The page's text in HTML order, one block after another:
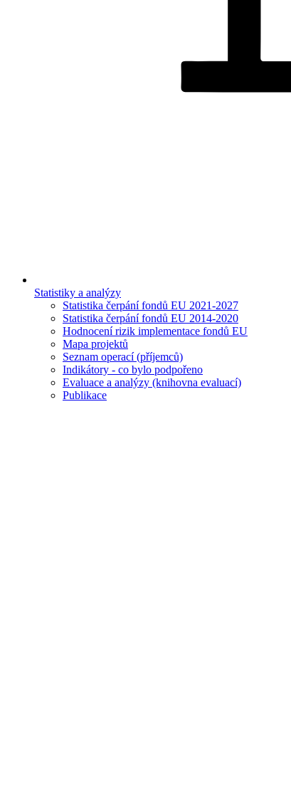
Statistiky a analýzy
Statistika čerpání fondů EU 2021-2027
Statistika čerpání fondů EU 2014-2020
Hodnocení rizik implementace fondů EU
Mapa projektů
Seznam operací (příjemců)
Indikátory - co bylo podpořeno
Evaluace a analýzy (knihovna evaluací)
Publikace